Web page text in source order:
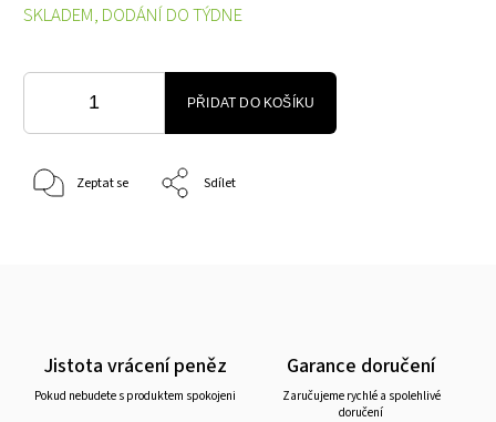
SKLADEM, DODÁNÍ DO TÝDNE
PŘIDAT DO KOŠÍKU
Zeptat se Sdílet
Jistota vrácení peněz
Pokud nebudete s produktem spokojeni
Garance doručení
Zaručujeme rychlé a spolehlivé
doručení